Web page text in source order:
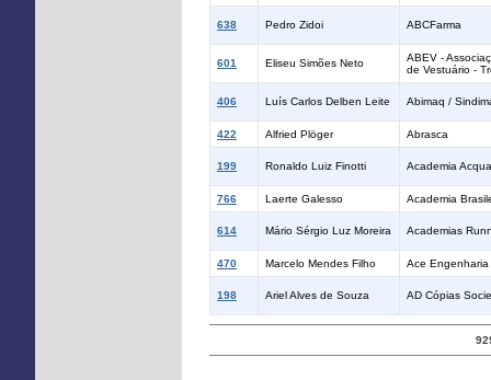
638 Pedro Zidoi ABCFarma
601 Eliseu Simões Neto
ABEV -
de Vestuário -
406 Luís Carlos Delben Leite Abimaq /
422 Alfried Plöger Abrasca
199 Ronaldo Luiz Finotti Academia
766 Laerte Galesso Academia
614 Mário Sérgio Luz Moreira Academias
470 Marcelo Mendes Filho Ace
198 Ariel Alves de Souza AD Cópias